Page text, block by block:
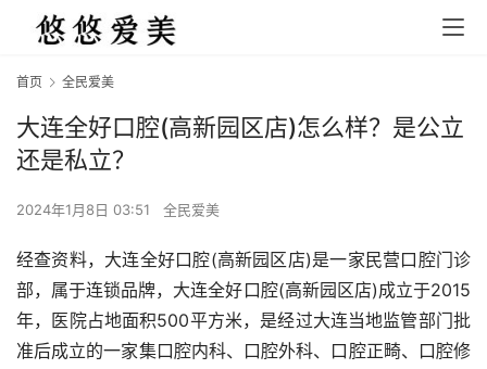
首页 全民爱美
大连全好口腔(高新园区店)怎么样？是公立
还是私立？
2024年1月8日 03:51 全民爱美
经查资料，大连全好口腔(高新园区店)是一家民营口腔门诊
部，属于连锁品牌，大连全好口腔(高新园区店)成立于2015
年，医院占地面积500平方米，是经过大连当地监管部门批
准后成立的一家集口腔内科、口腔外科、口腔正畸、口腔修